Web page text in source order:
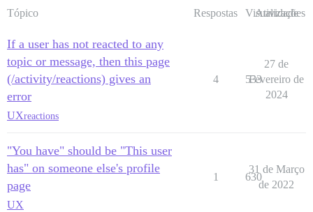
Tópico Respostas Visualizações
Atividade
If a user has not reacted to any
topic or message, then this page
(/activity/reactions) gives an
error
UXreactions
4 533
27 de
Fevereiro de
2024
"You have" should be "This user
has" on someone else's profile
page
UX
1 630
31 de Março
de 2022